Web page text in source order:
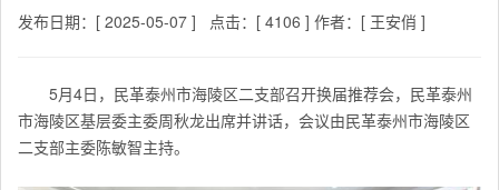
发布日期：[ 2025-05-07 ] 点击：[ 4106 ] 作者：[ 王安俏 ]
5月4日，民革泰州市海陵区二支部召开换届推荐会，民革泰州
市海陵区基层委主委周秋龙出席并讲话，会议由民革泰州市海陵区
二支部主委陈敏智主持。